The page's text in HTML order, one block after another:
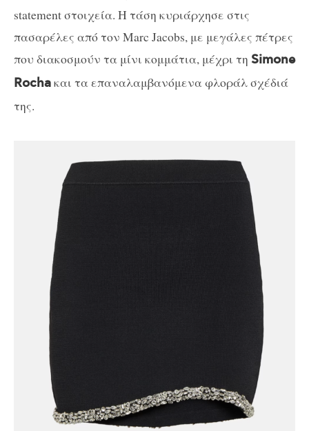
statement στοιχεία. Η τάση κυριάρχησε στις
πασαρέλες από τον Marc Jacobs, με μεγάλες πέτρες
που διακοσμούν τα μίνι κομμάτια, μέχρι τη Simone
Rochaκαι τα επαναλαμβανόμενα φλοράλ σχέδιά
της.